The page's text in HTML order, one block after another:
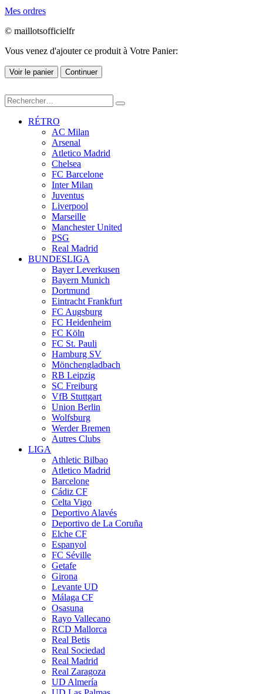
Mes ordres
© maillotsofficielfr
Vous venez d'ajouter ce produit à Votre Panier:
Voir le panier Continuer
RÉTRO
AC Milan
Arsenal
Atletico Madrid
Chelsea
FC Barcelone
Inter Milan
Juventus
Liverpool
Marseille
Manchester United
PSG
Real Madrid
BUNDESLIGA
Bayer Leverkusen
Bayern Munich
Dortmund
Eintracht Frankfurt
FC Augsburg
FC Heidenheim
FC Köln
FC St. Pauli
Hamburg SV
Mönchengladbach
RB Leipzig
SC Freiburg
VfB Stuttgart
Union Berlin
Wolfsburg
Werder Bremen
Autres Clubs
LIGA
Athletic Bilbao
Atletico Madrid
Barcelone
Cádiz CF
Celta Vigo
Deportivo Alavés
Deportivo de La Coruña
Elche CF
Espanyol
FC Séville
Getafe
Girona
Levante UD
Málaga CF
Osasuna
Rayo Vallecano
RCD Mallorca
Real Betis
Real Sociedad
Real Madrid
Real Zaragoza
UD Almería